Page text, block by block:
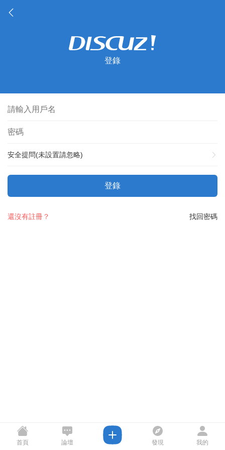
登錄
安全提問(未設置請忽略)
登錄
找回密碼
還沒有註冊？
首頁 論壇 發現 我的